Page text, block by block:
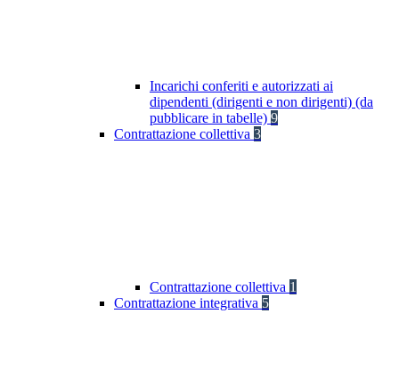
Incarichi conferiti e autorizzati ai
dipendenti (dirigenti e non dirigenti) (da
pubblicare in tabelle) 9
Contrattazione collettiva 3
Contrattazione collettiva 1
Contrattazione integrativa 5